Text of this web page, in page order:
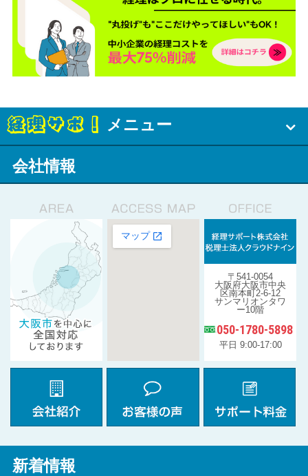
メニュー
会社情報
〒541-0054
大阪府大阪市中央
区南本町2-6-12
サンマリオンタワ
ー10階
050-1780-5898
平日 9:00-17:00
新着情報